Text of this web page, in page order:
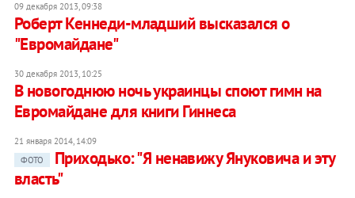
09 декабря 2013, 09:38
Роберт Кеннеди-младший высказался о
"Евромайдане"
30 декабря 2013, 10:25
В новогоднюю ночь украинцы споют гимн на
Евромайдане для книги Гиннеса
21 января 2014, 14:09
ФОТО
Приходько: "Я ненавижу Януковича и эту
власть"